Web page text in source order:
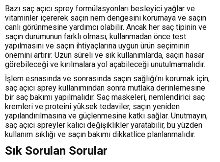
Bazı saç açıcı sprey formülasyonları besleyici yağlar ve
vitaminler içererek saçın nem dengesini korumaya ve saçın
canlı görünmesine yardımcı olabilir. Ancak her saç tipinin ve
saçın durumunun farklı olması, kullanmadan önce test
yapılmasını ve saçın ihtiyaçlarına uygun ürün seçiminin
önemini artırır. Uzun süreli ve sık kullanımlarda, saçın hasar
görebileceği ve kırılmalara yol açabileceği unutulmamalıdır.
İşlem esnasında ve sonrasında saçın sağlığı'nı korumak için,
saç açıcı sprey kullanımından sonra mutlaka derinlemesine
bir saç bakımı yapılmalıdır. Saç maskeleri, nemlendirici saç
kremleri ve proteini yüksek tedaviler, saçın yeniden
yapılandırılmasına ve güçlenmesine katkı sağlar. Unutmayın,
saç açıcı spreyler kalıcı değişiklikler yaratabilir, bu yüzden
kullanım sıklığı ve saçın bakımı dikkatlice planlanmalıdır.
Sık Sorulan Sorular